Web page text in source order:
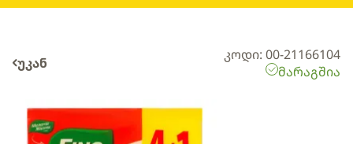
უკან
კოდი: 00-21166104
მარაგშია